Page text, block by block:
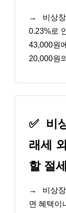
→
비상
0.23%로
43,000원
20,000원
✅
비
래세
할 절
→
비상
면 혜택이